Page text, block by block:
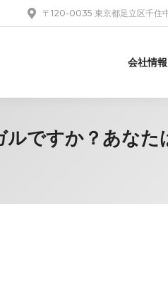
〒120-0035 東京都足立区千住
会社情報
ですか？あなた